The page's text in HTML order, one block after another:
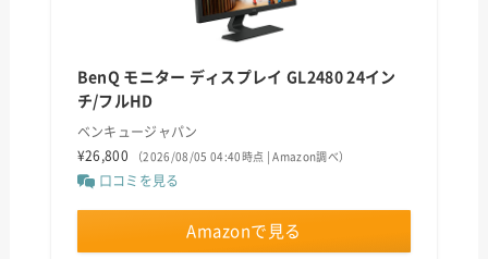
BenQ モニター ディスプレイ GL2480 24イン
チ/フルHD
ベンキュージャパン
¥26,800
（2026/08/05 04:40時点 | Amazon調べ）
口コミを見る
Amazonで見る